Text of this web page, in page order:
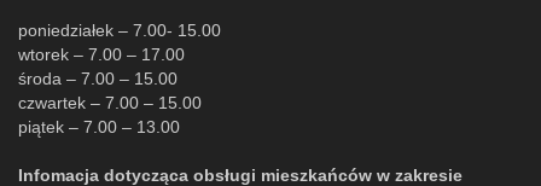
poniedziałek – 7.00- 15.00
wtorek – 7.00 – 17.00
środa – 7.00 – 15.00
czwartek – 7.00 – 15.00
piątek – 7.00 – 13.00
Infomacja dotycząca obsługi mieszkańców w zakresie